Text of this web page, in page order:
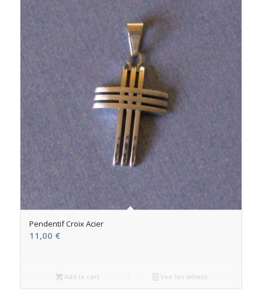
Pendentif Croix Acier
11,00 €
Add to cart Voir les détails